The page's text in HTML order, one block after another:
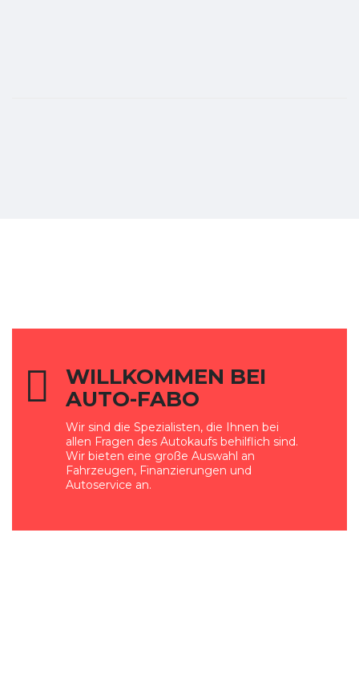
WILLKOMMEN BEI
AUTO-FABO
Wir sind die Spezialisten, die Ihnen bei
allen Fragen des Autokaufs behilflich sind.
Wir bieten eine große Auswahl an
Fahrzeugen, Finanzierungen und
Autoservice an.